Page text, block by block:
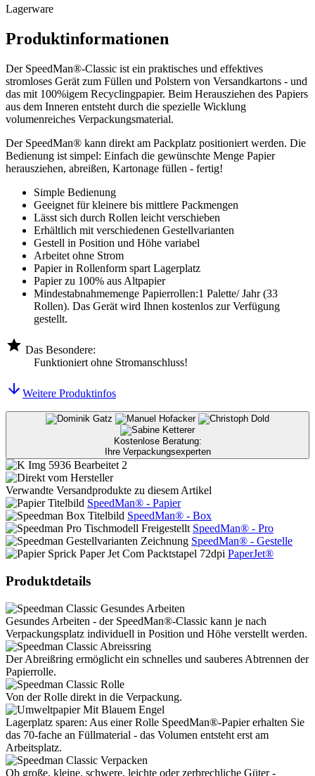
Lagerware
Produktinformationen
Der SpeedMan®-Classic ist ein praktisches und effektives
stromloses Gerät zum Füllen und Polstern von Versandkartons - und
das mit 100%igem Recyclingpapier. Beim Herausziehen des Papiers
aus dem Inneren entsteht durch die spezielle Wicklung
volumenreiches Verpackungsmaterial.
Der SpeedMan® kann direkt am Packplatz positioniert werden. Die
Bedienung ist simpel: Einfach die gewünschte Menge Papier
herausziehen, abreißen, Kartonage füllen - fertig!
Simple Bedienung
Geeignet für kleinere bis mittlere Packmengen
Lässt sich durch Rollen leicht verschieben
Erhältlich mit verschiedenen Gestellvarianten
Gestell in Position und Höhe variabel
Arbeitet ohne Strom
Papier in Rollenform spart Lagerplatz
Papier zu 100% aus Altpapier
Mindestabnahmemenge Papierrollen:1 Palette/ Jahr (33
Rollen). Das Gerät wird Ihnen kostenlos zur Verfügung
gestellt.
Das Besondere:
Funktioniert ohne Stromanschluss!
Weitere Produktinfos
Kostenlose Beratung:
Ihre Verpackungsexperten
Verwandte Versandprodukte zu diesem Artikel
SpeedMan® - Papier
SpeedMan® - Box
SpeedMan® - Pro
SpeedMan® - Gestelle
PaperJet®
Produktdetails
Gesundes Arbeiten - der SpeedMan®-Classic kann je nach
Verpackungsplatz individuell in Position und Höhe verstellt werden.
Der Abreißring ermöglicht ein schnelles und sauberes Abtrennen der
Papierrolle.
Von der Rolle direkt in die Verpackung.
Lagerplatz sparen: Aus einer Rolle SpeedMan®-Papier erhalten Sie
das 70-fache an Füllmaterial - das Volumen entsteht erst am
Arbeitsplatz.
Ob große, kleine, schwere, leichte oder zerbrechliche Güter -